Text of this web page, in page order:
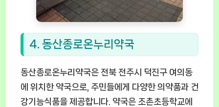
4. 동산종로온누리약국
동산종로온누리약국은 전북 전주시 덕진구 여의동
에 위치한 약국으로, 주민들에게 다양한 의약품과 건
강기능식품을 제공합니다. 약국은 조촌초등학교에